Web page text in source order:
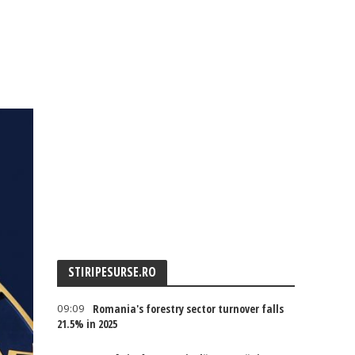
STIRIPESURSE.RO
09:09
Romania's forestry sector turnover falls
21.5% in 2025